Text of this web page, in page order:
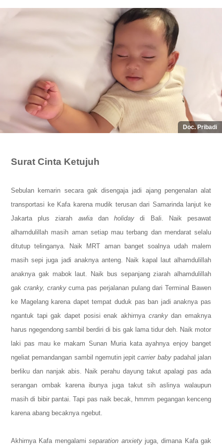
Doc. Pribadi
Surat Cinta Ketujuh
Sebulan kemarin secara gak disengaja jadi ajang pengenalan alat
transportasi ke Kafa karena mudik terusan dari Samarinda lanjut ke
Jakarta plus ziarah awliadanholiday di Bali.
Naik pesawat
alhamdulillah masih aman setiap mau terbang dan mendarat selalu
ditutup telinganya.
Naik MRT aman banget soalnya udah malem
masih sepi juga jadi anaknya anteng.
Naik kapal laut alhamdulillah
anaknya gak mabok laut.
Naik bus sepanjang ziarah alhamdulillah
gak cranky, crankycuma pas perjalanan pulang dari Terminal Bawen
ke Magelang karena dapet tempat duduk pas ban jadi anaknya pas
ngantuk tapi gak dapet posisi enak akhirnya crankydan emaknya
harus ngegendong sambil berdiri di bis gak lama tidur deh.
Naik motor
laki pas mau ke makam Sunan Muria kata ayahnya enjoy banget
ngeliat pemandangan sambil ngemutin jepitcarrier babypadahal jalan
berliku dan nanjak abis.
Naik perahu dayung takut apalagi pas ada
serangan ombak karena ibunya juga takut sih aslinya walaupun
masih di bibir pantai.Tapi pas naik becak, hmmm pegangan kenceng
karena abang becaknya ngebut.
Akhirnya Kafa mengalamiseparation anxietyjuga, dimana Kafa gak